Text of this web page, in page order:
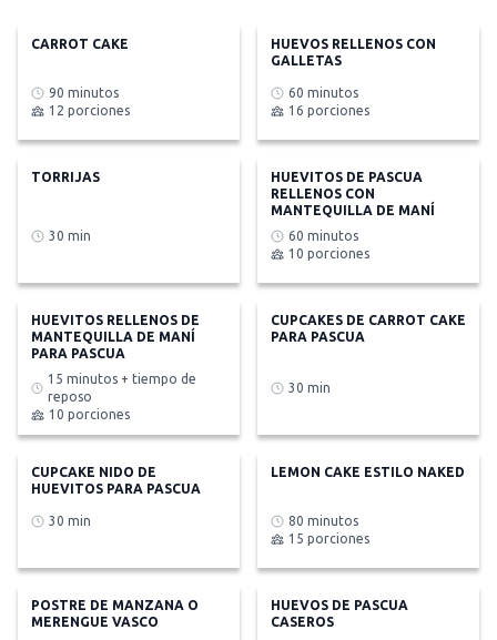
CARROT CAKE
90 minutos
12 porciones
HUEVOS RELLENOS CON
GALLETAS
60 minutos
16 porciones
TORRIJAS
30 min
HUEVITOS DE PASCUA
RELLENOS CON
MANTEQUILLA DE MANÍ
60 minutos
10 porciones
HUEVITOS RELLENOS DE
MANTEQUILLA DE MANÍ
PARA PASCUA
15 minutos + tiempo de
reposo
10 porciones
CUPCAKES DE CARROT CAKE
PARA PASCUA
30 min
CUPCAKE NIDO DE
HUEVITOS PARA PASCUA
30 min
LEMON CAKE ESTILO NAKED
80 minutos
15 porciones
POSTRE DE MANZANA O
MERENGUE VASCO
HUEVOS DE PASCUA
CASEROS